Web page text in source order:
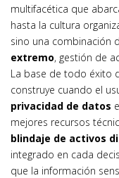
multifacética que
hasta la cultura
sino una combinación
extremo, gestión de
La base de todo éxito
construye cuando el
privacidad de datos
mejores recursos
blindaje de activos
integrado en cada
que la información